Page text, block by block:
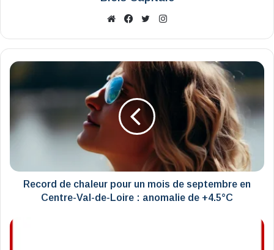
WebsiteFacebook
X
Record
de
chaleur
un
mois
en
Centre-
Loire
Record de chaleur pour un mois de septembre en
Centre-Val-de-Loire : anomalie de +4.5°C
Le